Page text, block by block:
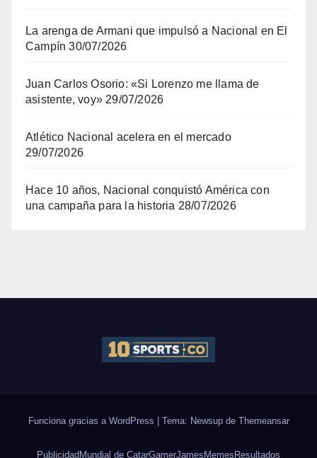
La arenga de Armani que impulsó a Nacional en El
Campín 30/07/2026
Juan Carlos Osorio: «Si Lorenzo me llama de
asistente, voy» 29/07/2026
Atlético Nacional acelera en el mercado
29/07/2026
Hace 10 años, Nacional conquistó América con
una campaña para la historia 28/07/2026
Funciona gracias a WordPress Tema: Newsup de Themeansar
Publicidad Mundial de CatarGamerJames Memes Resultados